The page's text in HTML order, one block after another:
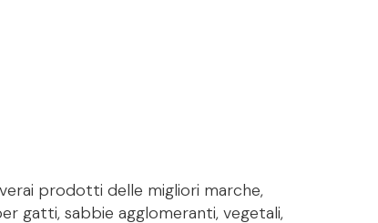
prodotti delle migliori marche,
gatti, sabbie agglomeranti, vegetali,